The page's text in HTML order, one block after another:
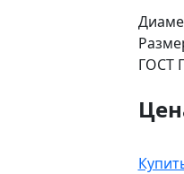
ГОСТ